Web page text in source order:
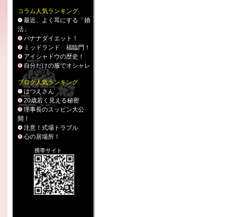
コラム人気ランキング
最近、よく耳にする「婚
活」
バナナダイエット！
ミッドランド 福臨門！
アイシャドウの歴史！
自分だけの服でオシャレ
ブログ人気ランキング
はつえさん
20歳若く見える秘密
理事長のスッピン大公
開！
注意！式場トラブル
心の居場所！
携帯サイト